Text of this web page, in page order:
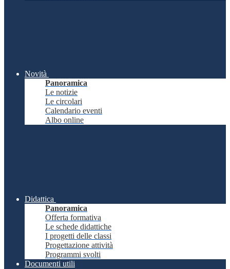
Novità
Panoramica
Le notizie
Le circolari
Calendario eventi
Albo online
Didattica
Panoramica
Offerta formativa
Le schede didattiche
I progetti delle classi
Progettazione attività
Programmi svolti
Documenti utili